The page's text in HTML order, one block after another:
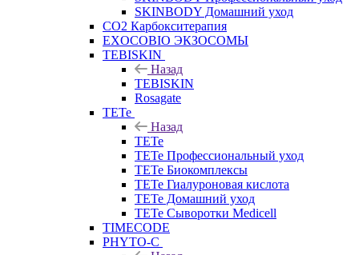
SKINBODY Домашний уход
CO2 Карбокситерапия
EXOCOBIO ЭКЗОСОМЫ
TEBISKIN
Назад
TEBISKIN
Rosagate
TETe
Назад
TETe
TETe Профессиональный уход
TETe Биокомплексы
TETe Гиалуроновая кислота
TETe Домашний уход
TETe Сыворотки Medicell
TIMECODE
PHYTO-C